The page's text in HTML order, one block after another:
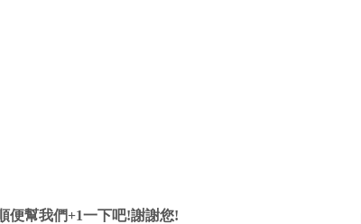
便幫我們+1一下吧!謝謝您!